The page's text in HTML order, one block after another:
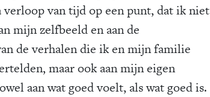
verloop van tijd op een punt, dat ik niet
mijn zelfbeeld en aan de
de verhalen die ik en mijn familie
maar ook aan mijn eigen
aan wat goed voelt, als wat goed is.